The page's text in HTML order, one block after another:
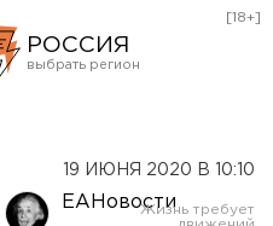
РОССИЯ
[18+]
19 ИЮНЯ 2020 В 10:10
ЕАНовости